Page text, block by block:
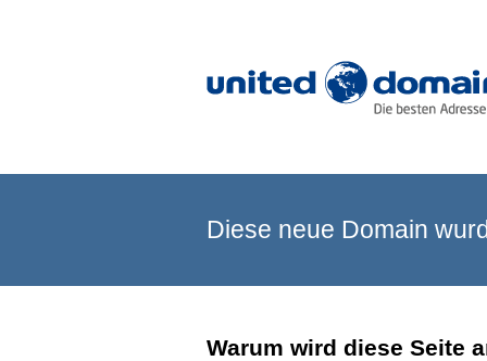
Diese neue Domain
Warum wird diese Seite